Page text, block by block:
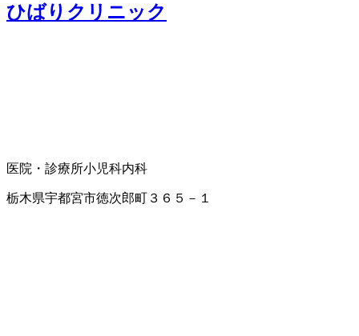
ひばりクリニック
医院・診療所小児科内科
栃木県宇都宮市徳次郎町３６５－１